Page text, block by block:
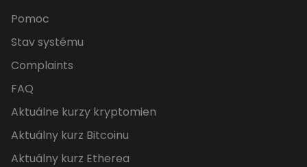
Pomoc
Stav systému
Complaints
FAQ
Aktuálne kurzy kryptomien
Aktuálny kurz Bitcoinu
Aktuálny kurz Etherea